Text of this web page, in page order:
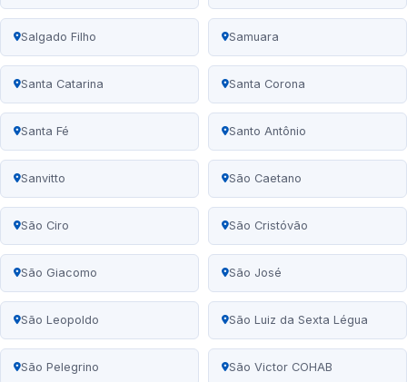
Salgado Filho Samuara
Santa Catarina Santa Corona
Santa Fé Santo Antônio
Sanvitto São Caetano
São Ciro São Cristóvão
São Giacomo São José
São Leopoldo São Luiz da Sexta Légua
São Pelegrino São Victor COHAB